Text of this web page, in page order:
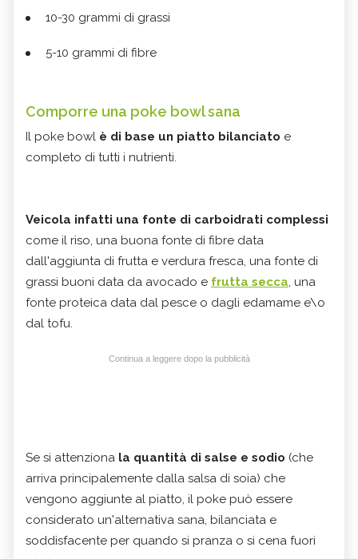
10-30 grammi di grassi
5-10 grammi di fibre
Comporre una poke bowl sana
Il poke bowl è di base un piatto bilanciato e
completo di tutti i nutrienti.
Veicola infatti una fonte di carboidrati complessi
come il riso, una buona fonte di fibre data
dall'aggiunta di frutta e verdura fresca, una fonte di
grassi buoni data da avocado e frutta secca, una
fonte proteica data dal pesce o dagli edamame e\o
dal tofu.
Continua a leggere dopo la pubblicità
Se si attenziona la quantità di salse e sodio (che
arriva principalemente dalla salsa di soia) che
vengono aggiunte al piatto, il poke può essere
considerato un'alternativa sana, bilanciata e
soddisfacente per quando si pranza o si cena fuori